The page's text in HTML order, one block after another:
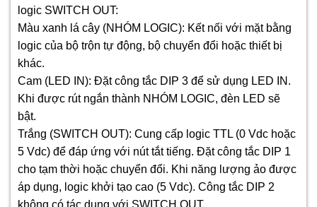
logic SWITCH OUT:
Màu xanh lá cây (NHÓM LOGIC): Kết nối với mặt bằng
logic của bộ trộn tự động, bộ chuyển đổi hoặc thiết bị
khác.
Cam (LED IN): Đặt công tắc DIP 3 để sử dụng LED IN.
Khi được rút ngắn thành NHÓM LOGIC, đèn LED sẽ
bật.
Trắng (SWITCH OUT): Cung cấp logic TTL (0 Vdc hoặc
5 Vdc) để đáp ứng với nút tắt tiếng. Đặt công tắc DIP 1
cho tạm thời hoặc chuyển đổi. Khi năng lượng ảo được
áp dụng, logic khởi tạo cao (5 Vdc). Công tắc DIP 2